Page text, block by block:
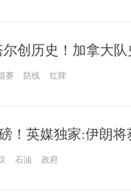
尔创历史！加拿大
赛 防线 红牌
！英媒独家:伊朗
美国商品
石油 政府